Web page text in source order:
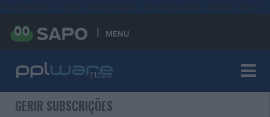
MENU
GERIR SUBSCRIÇÕES